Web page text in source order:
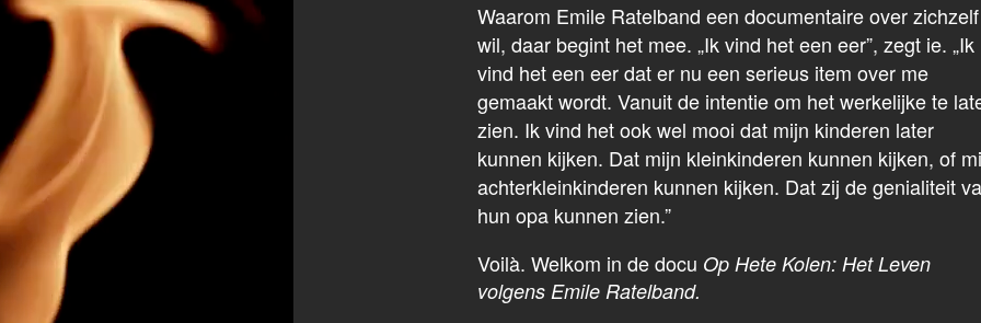
Waarom Emile Ratelband een documentaire over zichzelf
wil, daar begint het mee. „Ik vind het een eer”, zegt ie. „Ik
vind het een eer dat er nu een serieus item over me
gemaakt wordt. Vanuit de intentie om het werkelijke te
zien. Ik vind het ook wel mooi dat mijn kinderen later
kunnen kijken. Dat mijn kleinkinderen kunnen kijken, of
achterkleinkinderen kunnen kijken. Dat zij de genialiteit
hun opa kunnen zien.”
Voilà. Welkom in de docu Op Hete Kolen: Het Leven
volgens Emile Ratelband.